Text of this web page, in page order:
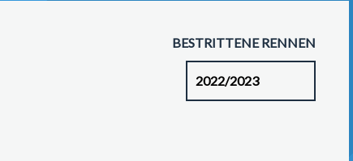
BESTRITTENE RENNEN